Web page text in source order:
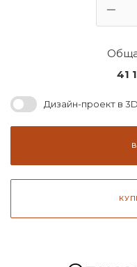
41
Дизайн-проект в